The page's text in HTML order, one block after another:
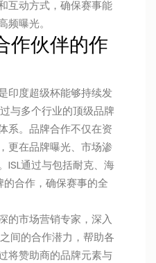
互动方式，确保赛事能
曝光。
作伙伴的作
印度超级杯能够持续发
与多个行业的顶级品牌
系。品牌合作不仅在资
更在品牌曝光、市场渗
ISL通过与包括耐克、海
合作，确保赛事的全
的市场营销专家，深入
间的合作潜力，帮助各
将赞助商的品牌元素与